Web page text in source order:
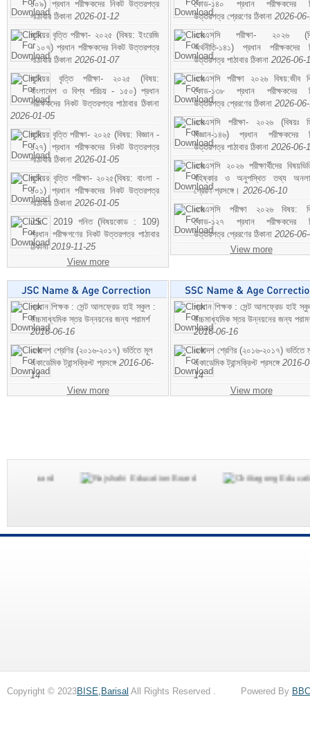
১০৯) প্রধান পরীক্ষকদের নিকট উত্তরপত্র
পাঠাবার ঠিকানা 2026-01-12
জুনিয়র বৃত্তি পরীক্ষা- ২০২৫ (বিষয়: ইংরেজি
- ১০৭) প্রধান পরীক্ষকদের নিকট উত্তরপত্র
পাঠাবার ঠিকানা 2026-01-07
জুনিয়র বৃত্তি পরীক্ষা- ২০২৫ (বিষয়:
বাংলাদেশ ও বিশ্ব পরিচয় - ১৫০) প্রধান
পরীক্ষকদের নিকট উত্তরপত্র পাঠাবার ঠিকানা
2026-01-05
জুনিয়র বৃত্তি পরীক্ষা- ২০২৫ (বিষয়: বিজ্ঞান -
১২৭) প্রধান পরীক্ষকদের নিকট উত্তরপত্র
পাঠাবার ঠিকানা 2026-01-05
জুনিয়র বৃত্তি পরীক্ষা- ২০২৫(বিষয়: বাংলা -
১০১) প্রধান পরীক্ষকদের নিকট উত্তরপত্র
পাঠাবার ঠিকানা 2026-01-05
JSC 2019 গনিত (বিষয়কোড : 109)
প্রধান পরীক্ষগণের নিকট উত্তরপত্র পাঠাবার
ঠিকানা2019-11-25
View more
কোড-১৪০ প্রধান পরীক্ষকদের
উত্তরপত্র প্রেরণের ঠিকানা 2026-
এসএসসি পরীক্ষা- ২০২৬
অর্থনীতি-১৪১) প্রধান পরীক্ষকদের
উত্তরপত্র পাঠাবার ঠিকানা 2026-06-
এসএসসি পরীক্ষা ২০২৬ বিষয়:জীব
কোড-১৩৮ প্রধান পরীক্ষকদের
উত্তরপত্র প্রেরণের ঠিকানা 2026-
এসএসসি পরীক্ষা- ২০২৬ (বিষয়ঃ
বিজ্ঞান-১৪৬) প্রধান পরীক্ষকদের
উত্তরপত্র পাঠাবার ঠিকানা 2026-06-
এসএসসি ২০২৬ পরীক্ষার্থীদের
বহিষ্কার ও অনুপস্থিত তথ্য
প্রেরণ প্রসঙ্গে। 2026-06-10
এসএসসি পরীক্ষা ২০২৬ বিষয়:
কোড-১২৭ প্রধান পরীক্ষকদের
উত্তরপত্র প্রেরণের ঠিকানা 2026-
View more
প্রধান শিক্ষক : সেন্ট আলফ্রেড হাই স্কুল :
উচ্চমাধ্যমিক স্তর উন্নয়নের জন্য পরামর্শ
2016-06-16
একাদশ শ্রেণির (২০১৬-২০১৭) ভর্তিতে মূল
একাডেমিক ট্রান্সক্রিপ্ট প্রসঙ্গে 2016-06-
14
View more
প্রধান শিক্ষক : সেন্ট আলফ্রেড হাই
উচ্চমাধ্যমিক স্তর উন্নয়নের জন্য
2016-06-16
একাদশ শ্রেণির (২০১৬-২০১৭) ভর্তিতে
একাডেমিক ট্রান্সক্রিপ্ট প্রসঙ্গে 2016-
14
View more
Copyright © 2023BISE,Barisal All Rights Reserved . Powered By